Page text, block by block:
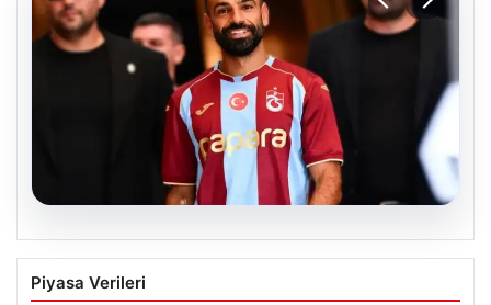
07.08.2026
Trabzonspor’da Salah Sürprizi: Göztepe
Maçı Kadrosu Netleşti
Piyasa Verileri